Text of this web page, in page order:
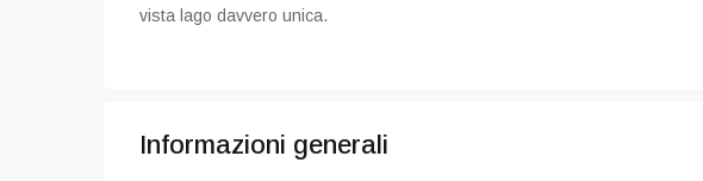
vista lago davvero unica.
Informazioni generali